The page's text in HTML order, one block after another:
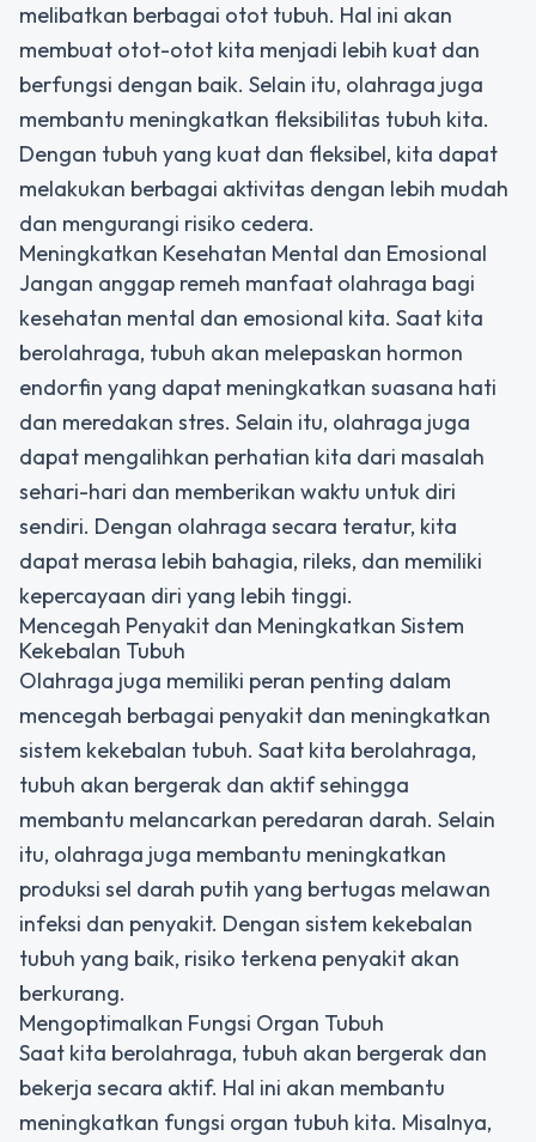
melibatkan berbagai otot tubuh. Hal ini akan
membuat otot-otot kita menjadi lebih kuat dan
berfungsi dengan baik. Selain itu, olahraga juga
membantu meningkatkan fleksibilitas tubuh kita.
Dengan tubuh yang kuat dan fleksibel, kita dapat
melakukan berbagai aktivitas dengan lebih mudah
dan mengurangi risiko cedera.
Meningkatkan Kesehatan Mental dan Emosional
Jangan anggap remeh manfaat olahraga bagi
kesehatan mental dan emosional kita. Saat kita
berolahraga, tubuh akan melepaskan hormon
endorfin yang dapat meningkatkan suasana hati
dan meredakan stres. Selain itu, olahraga juga
dapat mengalihkan perhatian kita dari masalah
sehari-hari dan memberikan waktu untuk diri
sendiri. Dengan olahraga secara teratur, kita
dapat merasa lebih bahagia, rileks, dan memiliki
kepercayaan diri yang lebih tinggi.
Mencegah Penyakit dan Meningkatkan Sistem
Kekebalan Tubuh
Olahraga juga memiliki peran penting dalam
mencegah berbagai penyakit dan meningkatkan
sistem kekebalan tubuh. Saat kita berolahraga,
tubuh akan bergerak dan aktif sehingga
membantu melancarkan peredaran darah. Selain
itu, olahraga juga membantu meningkatkan
produksi sel darah putih yang bertugas melawan
infeksi dan penyakit. Dengan sistem kekebalan
tubuh yang baik, risiko terkena penyakit akan
berkurang.
Mengoptimalkan Fungsi Organ Tubuh
Saat kita berolahraga, tubuh akan bergerak dan
bekerja secara aktif. Hal ini akan membantu
meningkatkan fungsi organ tubuh kita. Misalnya,